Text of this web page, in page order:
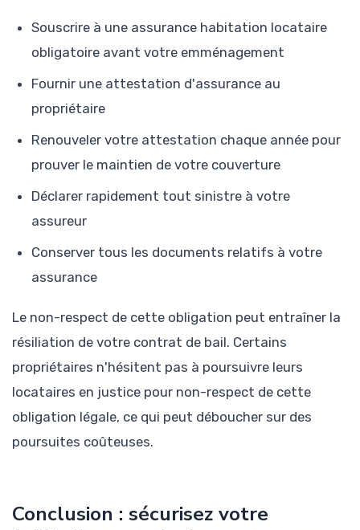
Souscrire à une assurance habitation locataire
obligatoire avant votre emménagement
Fournir une attestation d'assurance au
propriétaire
Renouveler votre attestation chaque année pour
prouver le maintien de votre couverture
Déclarer rapidement tout sinistre à votre
assureur
Conserver tous les documents relatifs à votre
assurance
Le non-respect de cette obligation peut entraîner la
résiliation de votre contrat de bail. Certains
propriétaires n'hésitent pas à poursuivre leurs
locataires en justice pour non-respect de cette
obligation légale, ce qui peut déboucher sur des
poursuites coûteuses.
Conclusion : sécurisez votre